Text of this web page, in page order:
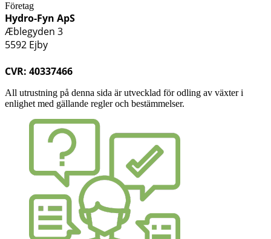
Företag
Hydro-Fyn ApS
Æblegyden 3
5592 Ejby
CVR: 40337466
All utrustning på denna sida är utvecklad för odling av växter i
enlighet med gällande regler och bestämmelser.